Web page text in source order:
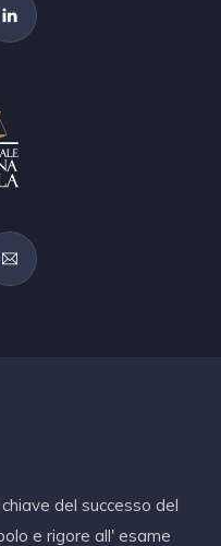
del successo del
e rigore all' esame